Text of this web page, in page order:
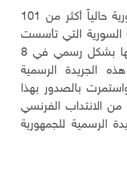
عمر الجريدة الرسمية السورية حالياً أكثر من 101
التي تأسست
عام 1918م واعلن قيامها بشكل رسمي في 8
هذه الجريدة الرسمية
بالصدور بهذا
الانتداب الفرنسي
الرسمية للجمهورية